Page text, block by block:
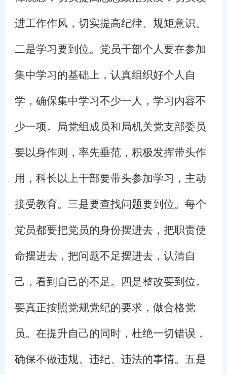
进工作作风，切实提高纪律、规矩意识。
二是学习要到位。党员干部个人要在参加
集中学习的基础上，认真组织好个人自
学，确保集中学习不少一人，学习内容不
少一项。局党组成员和局机关党支部委员
要以身作则，率先垂范，积极发挥带头作
用，科长以上干部要带头参加学习，主动
接受教育。三是要查找问题要到位。每个
党员都要把党员的身份摆进去，把职责使
命摆进去，把问题不足摆进去，认清自
己，看到自己的不足。四是整改要到位。
要真正按照党规党纪的要求，做合格党
员。在提升自己的同时，杜绝一切错误，
确保不做违规、违纪、违法的事情。五是